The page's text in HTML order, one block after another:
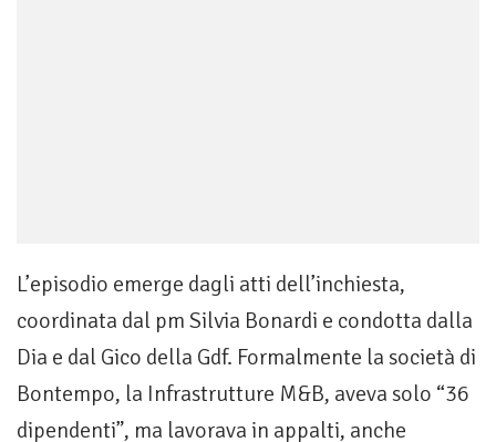
L’episodio emerge dagli atti dell’inchiesta,
coordinata dal pm Silvia Bonardi e condotta dalla
Dia e dal Gico della Gdf. Formalmente la società di
Bontempo, la Infrastrutture M&B, aveva solo “36
dipendenti”, ma lavorava in appalti, anche